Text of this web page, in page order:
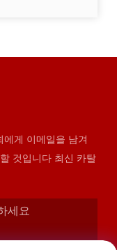
게 이메일을 남겨
것입니다 최신 카탈